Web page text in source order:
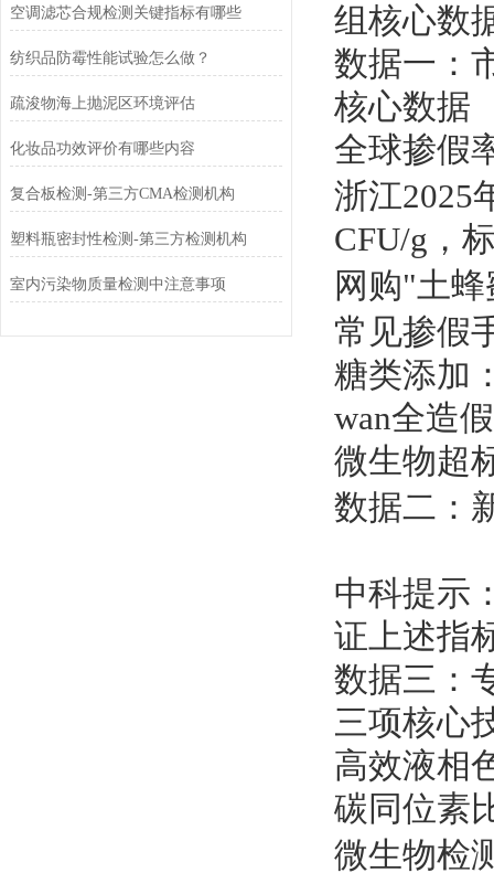
空调滤芯合规检测关键指标有哪些
纺织品防霉性能试验怎么做？
疏浚物海上抛泥区环境评估
化妆品功效评价有哪些内容
复合板检测-第三方CMA检测机构
塑料瓶密封性检测-第三方检测机构
室内污染物质量检测中注意事项
组核心数
数据一：
核心数据
全球掺假
浙江2025
CFU/g，
网购"土
常见掺假
糖类添加
wan全造
微生物超
数据二：
中科提示
证上述指
数据三：
三项核心
高效液相
碳同位素
微生物检